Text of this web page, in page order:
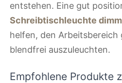
entstehen. Eine gut
Schreibtischleuchte
helfen, den Arbeitsbereich
blendfrei auszuleuchten.
Empfohlene Produkte